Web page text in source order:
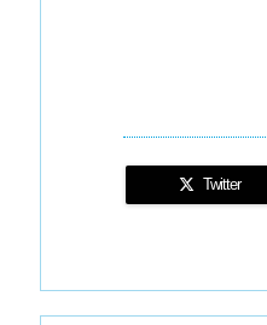
Twitter